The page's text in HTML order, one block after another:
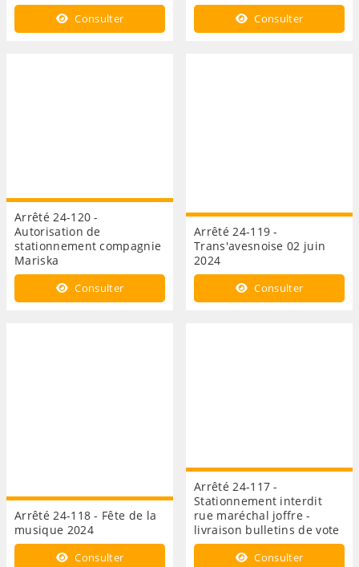
Consulter Consulter
Arrêté 24-120 -
Autorisation de
stationnement compagnie
Mariska
Consulter
Arrêté 24-119 -
Trans'avesnoise 02 juin
2024
Consulter
Arrêté 24-118 - Fête de la
musique 2024
Consulter
Arrêté 24-117 -
Stationnement interdit
rue maréchal joffre -
livraison bulletins de vote
Consulter